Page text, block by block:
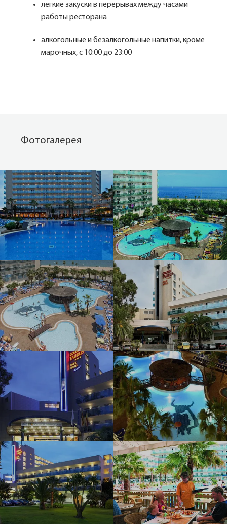
легкие закуски в перерывах между часами
работы ресторана
алкогольные и безалкогольные напитки, кроме
марочных, с 10:00 до 23:00
Фотогалерея